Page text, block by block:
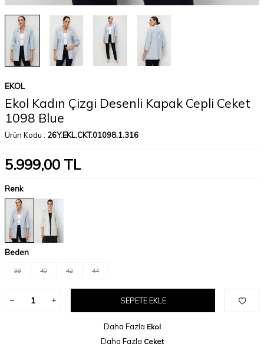
EKOL
Ekol Kadın Çizgi Desenli Kapak Cepli Ceket
1098 Blue
Ürün Kodu : 26Y.EKL.CKT.01098.1.316
5.999,00 TL
Renk
Beden
38 40 42 44
SEPETE EKLE
Daha Fazla Ekol
Daha Fazla Ceket